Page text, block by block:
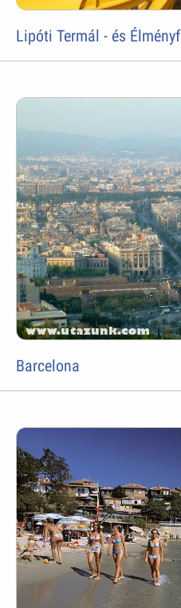
Lipóti Termál - és
Barcelona